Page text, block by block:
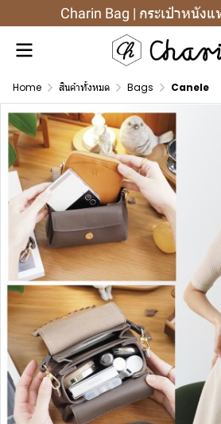
Charin Bag | กระเป๋าหนัง
Home สินค้าทั้งหมด Bags Canele